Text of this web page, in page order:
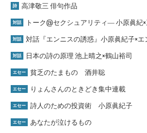
詩 高津敬三 俳句作品
対話 トーク@セクシュアリティ― 小原眞紀
対話 対話『エンニスの誘惑』小原眞紀子×エ
対話 日本の詩の原理 池上晴之×鶴山裕司
エセー 貧乏のたまもの 酒井聡
エセー りょんさんのときどき集中連載
エセー 詩人のための投資術 小原眞紀子
エセー あなたが泣けるもの